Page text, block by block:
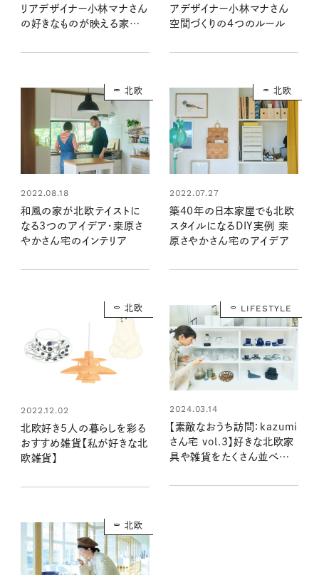
リアデザイナー小林マナさん
の好きなものが映える家づく
アデザイナー小林マナさん
空間づくりの4つのルール
北欧
2022.08.18
和風の家が北欧テイストに
なる3つのアイデア・桒原さ
やかさん宅のインテリア
北欧
2022.07.27
築40年の日本家屋でも北欧
スタイルになるDIY実例 桒
原さやかさん宅のアイデア
北欧
2022.12.02
北欧好き5人の暮らしを彩る
おすすめ雑貨【私が好きな北
欧雑貨】
LIFESTYLE
2024.03.14
【素敵なおうち訪問：kazumi
さん宅 vol.3】好きな北欧家
具や雑貨をたくさん並べた、
納」
北欧